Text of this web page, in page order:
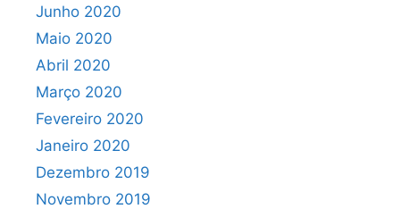
Junho 2020
Maio 2020
Abril 2020
Março 2020
Fevereiro 2020
Janeiro 2020
Dezembro 2019
Novembro 2019